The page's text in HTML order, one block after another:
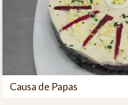
Causa de Papas